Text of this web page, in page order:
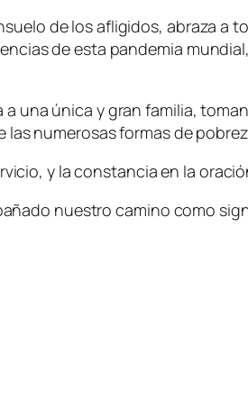
de los afligidos, abraza
de esta pandemia
una única y gran familia,
numerosas formas de
y la constancia en la
nuestro camino como